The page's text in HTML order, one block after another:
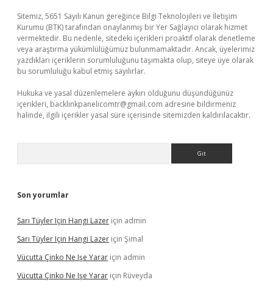
Sitemiz, 5651 Sayılı Kanun gereğince Bilgi Teknolojileri ve İletişim
Kurumu (BTK) tarafından onaylanmış bir Yer Sağlayıcı olarak hizmet
vermektedir. Bu nedenle, sitedeki içerikleri proaktif olarak denetleme
veya araştırma yükümlülüğümüz bulunmamaktadır. Ancak, üyelerimiz
yazdıkları içeriklerin sorumluluğunu taşımakta olup, siteye üye olarak
bu sorumluluğu kabul etmiş sayılırlar.
Hukuka ve yasal düzenlemelere aykırı olduğunu düşündüğünüz
içerikleri, backlinkpanelicomtr@gmail.com adresine bildirmeniz
halinde, ilgili içerikler yasal süre içerisinde sitemizden kaldırılacaktır.
Son yorumlar
Sarı Tüyler Için Hangi Lazer için admin
Sarı Tüyler Için Hangi Lazer için Şimal
Vücutta Çinko Ne Işe Yarar için admin
Vücutta Çinko Ne Işe Yarar için Rüveyda